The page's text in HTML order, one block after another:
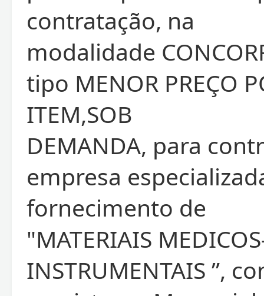
contratação, na
modalidade
tipo MENOR PREÇO
ITEM,SOB
DEMANDA, para
empresa
fornecimento de
"MATERIAIS
INSTRUMENTAIS ”,